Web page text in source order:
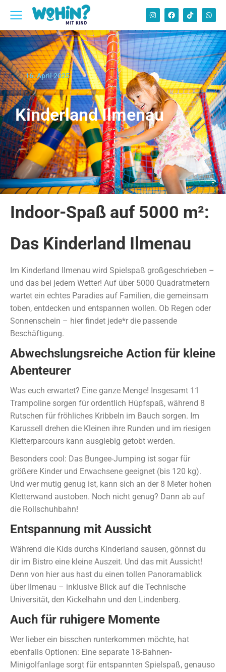
16. April 2025
Kinderland Ilmenau
Indoor-Spaß auf 5000 m²:
Das Kinderland Ilmenau
Im Kinderland Ilmenau wird Spielspaß großgeschrieben –
und das bei jedem Wetter! Auf über 5000 Quadratmetern
wartet ein echtes Paradies auf Familien, die gemeinsam
toben, entdecken und entspannen wollen. Ob Regen oder
Sonnenschein – hier findet jede*r die passende
Beschäftigung.
Abwechslungsreiche Action für kleine
Abenteurer
Was euch erwartet? Eine ganze Menge! Insgesamt 11
Trampoline sorgen für ordentlich Hüpfspaß, während 8
Rutschen für fröhliches Kribbeln im Bauch sorgen. Im
Karussell drehen die Kleinen ihre Runden und im riesigen
Kletterparcours kann ausgiebig getobt werden.
Besonders cool: Das Bungee-Jumping ist sogar für
größere Kinder und Erwachsene geeignet (bis 120 kg).
Und wer mutig genug ist, kann sich an der 8 Meter hohen
Kletterwand austoben. Noch nicht genug? Dann ab auf
die Rollschuhbahn!
Entspannung mit Aussicht
Während die Kids durchs Kinderland sausen, gönnst du
dir im Bistro eine kleine Auszeit. Und das mit Aussicht!
Denn von hier aus hast du einen tollen Panoramablick
über Ilmenau – inklusive Blick auf die Technische
Universität, den Kickelhahn und den Lindenberg.
Auch für ruhigere Momente
Wer lieber ein bisschen runterkommen möchte, hat
ebenfalls Optionen: Eine separate 18-Bahnen-
Minigolfanlage sorgt für entspannten Spielspaß, genauso